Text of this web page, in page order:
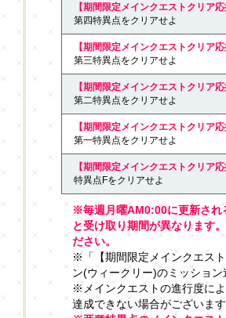
【期間限定メインクエストクリア応
第四特異点をクリアせよ
【期間限定メインクエストクリア応
第三特異点をクリアせよ
【期間限定メインクエストクリア応
第二特異点をクリアせよ
【期間限定メインクエストクリア応
第一特異点をクリアせよ
【期間限定メインクエストクリア応
特異点Fをクリアせよ
※毎週月曜AM0:00に更新され
と受け取り期間が異なります
ださい。
※「【期間限定メインクエス
ン(ウィークリー)のミッショ
※メインクエストの進行度に
達成できない場合がございます